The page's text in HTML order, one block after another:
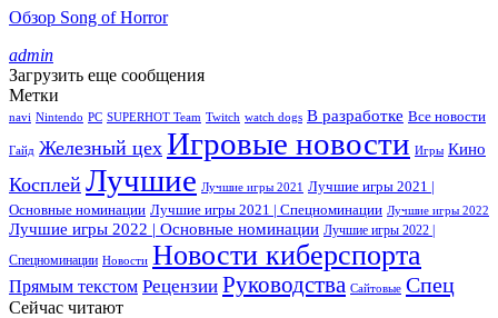
Обзор Song of Horror
admin
Загрузить еще сообщения
Метки
navi Nintendo PC SUPERHOT Team Twitch watch dogs В разработке Все новости
Гайд Железный цех Игровые новости Игры Кино
Косплей Лучшие Лучшие игры 2021
Лучшие игры 2021 |
Основные номинации Лучшие игры 2021 | Спецноминации Лучшие игры 2022
Лучшие игры 2022 | Основные номинации Лучшие игры 2022 |
Спецноминации Новости Новости киберспорта
Прямым текстом Рецензии Руководства Сайтовые Спец
Сейчас читают